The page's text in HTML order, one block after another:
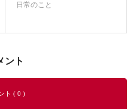
日常のこと
ント
ト ( 0 )